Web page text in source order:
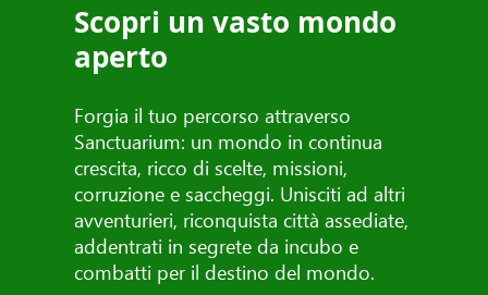
Scopri un vasto mondo
aperto
Forgia il tuo percorso attraverso
Sanctuarium: un mondo in continua
crescita, ricco di scelte, missioni,
corruzione e saccheggi. Unisciti ad altri
avventurieri, riconquista città assediate,
addentrati in segrete da incubo e
combatti per il destino del mondo.